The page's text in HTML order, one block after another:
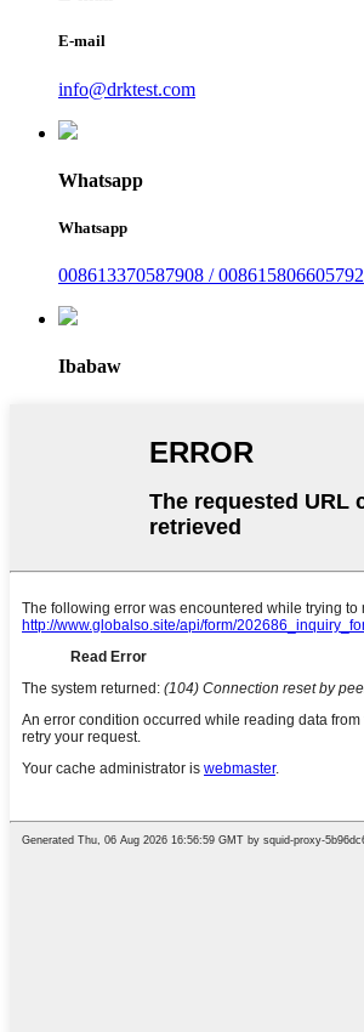
E-mail
info@drktest.com
Whatsapp
Whatsapp
008613370587908 / 008615806605792
Ibabaw